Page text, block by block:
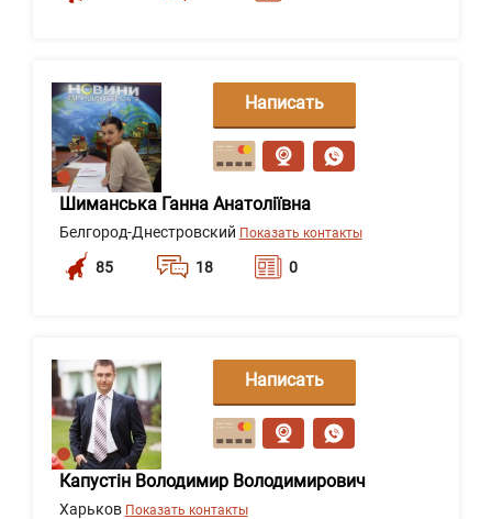
Шиманська Ганна Анатоліївна
Белгород-Днестровский Показать контакты
85 18 0
Написать
сообщение
Капустін Володимир Володимирович
Харьков Показать контакты
Написать
сообщение